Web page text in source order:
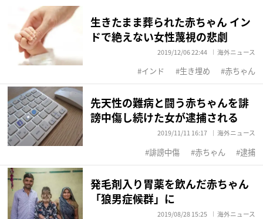
生きたまま葬られた赤ちゃん イン
ドで絶えない女性蔑視の悲劇
2019/12/06 22:44 海外ニュース
インド 生き埋め 赤ちゃん
先天性の難病と闘う赤ちゃんを誹
謗中傷し続けた女が逮捕される
2019/11/11 16:17 海外ニュース
誹謗中傷 赤ちゃん 逮捕
発毛剤入り胃薬を飲んだ赤ちゃん
「狼男症候群」に
2019/08/28 15:25 海外ニュース